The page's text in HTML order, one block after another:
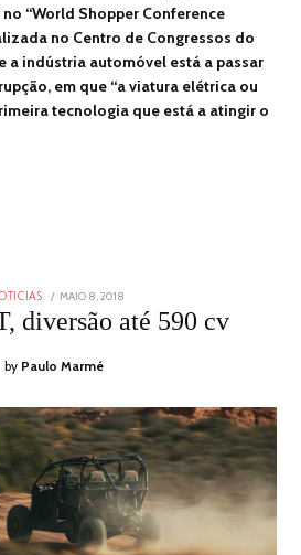
“World Shopper Conference
no Centro de Congressos do
a indústria automóvel está a passar
em que “a viatura elétrica ou
tecnologia que está a atingir o
POSTED
MAIO 8, 2018
28,
2018
diversão até 590 cv
by Paulo Marmé